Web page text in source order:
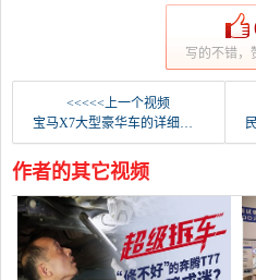
写的不错，
<<<<<上一个视频
宝马X7大型豪华车的详细试驾经验，百万级有竞争对手吗？
民
作者的其它视频